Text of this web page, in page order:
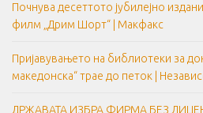
Почнува десеттото јубилејно
филм „Дрим Шорт“ | Макфакс
Пријавувањето на библиотеки за
македонска“ трае до петок |
ДРЖАВАТА ИЗБРА ФИРМА БЕЗ